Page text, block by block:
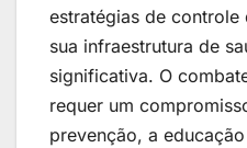
estratégias de controle
sua infraestrutura de
significativa. O
requer um
prevenção, a